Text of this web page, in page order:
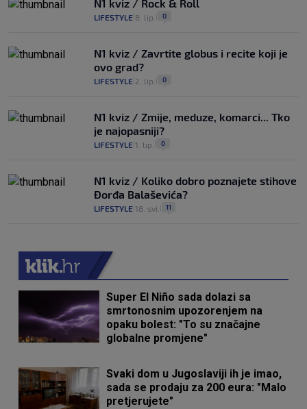
N1 kviz / Rock & Roll
LIFESTYLE 8. lip. 0
N1 kviz / Zavrtite globus i recite koji je
ovo grad?
LIFESTYLE 2. lip. 0
N1 kviz / Zmije, meduze, komarci... Tko
je najopasniji?
LIFESTYLE 1. lip. 0
N1 kviz / Koliko dobro poznajete stihove
Đorđa Balaševića?
LIFESTYLE 18. svi. 11
Super El Niño sada dolazi sa
smrtonosnim upozorenjem na
opaku bolest: "To su značajne
globalne promjene"
Svaki dom u Jugoslaviji ih je imao,
sada se prodaju za 200 eura: "Malo
pretjerujete"